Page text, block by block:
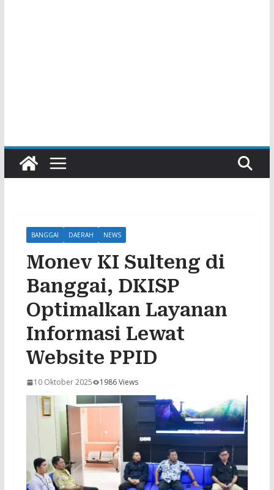
BANGGAI DAERAH NEWS
Monev KI Sulteng di
Banggai, DKISP
Optimalkan Layanan
Informasi Lewat
Website PPID
10 Oktober 2025 1986 Views